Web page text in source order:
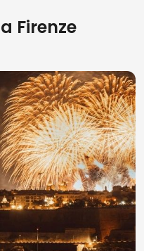
Firenze